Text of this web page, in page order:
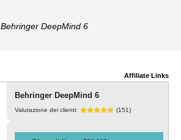
Behringer DeepMind 6
Affiliate Links
Behringer DeepMind 6
Valutazione dei clienti: (151)